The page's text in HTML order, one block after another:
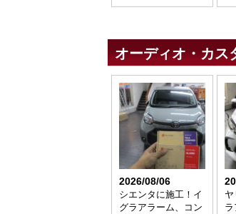
オーディオ・カス
2026/08/06
シエンタに施工！イ
グラアラーム、コン